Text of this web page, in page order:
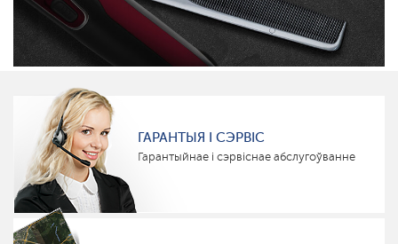
ГАРАНТЫЯ І СЭРВІС
Гарантыйнае і сэрвіснае абслугоўванне